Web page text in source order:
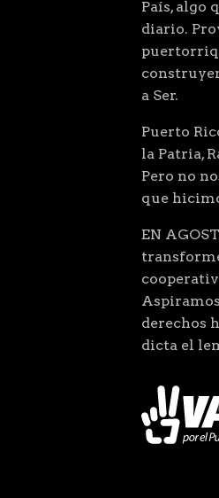
País, algo
diario.
a Ser.
Puerto
la Patria,
Pero no
que
EN
derechos
dicta el